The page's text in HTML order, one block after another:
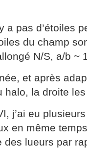
a pas d’étoiles
du champ
N/S, a/b ~
et après
halo, la droite
j’ai eu
en même
des lueurs par